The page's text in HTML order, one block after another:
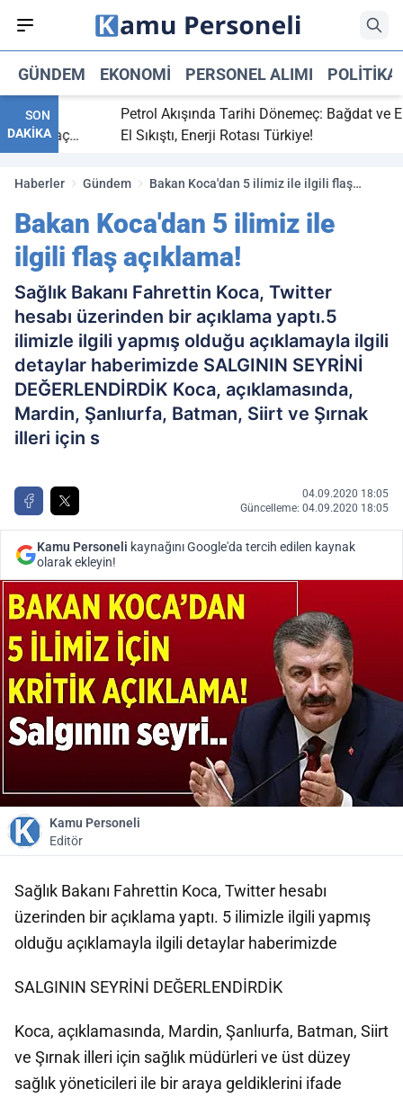
GÜNDEM EKONOMI PERSONEL ALIMI POLITIKA
SON
DAKİKA
bitti,
maç
Petrol Akışında Tarihi Dönemeç: Bağdat ve
El Sıkıştı, Enerji Rotası Türkiye!
Haberler Gündem
Bakan Koca'dan 5 ilimiz ile ilgili flaş
Bakan Koca'dan 5 ilimiz ile
ilgili flaş açıklama!
Sağlık Bakanı Fahrettin Koca, Twitter
hesabı üzerinden bir açıklama yaptı.5
ilimizle ilgili yapmış olduğu açıklamayla ilgili
detaylar haberimizde SALGININ SEYRİNİ
DEĞERLENDİRDİK Koca, açıklamasında,
Mardin, Şanlıurfa, Batman, Siirt ve Şırnak
illeri için s
04.09.2020 18:05
Güncelleme: 04.09.2020 18:05
Kamu Personeli kaynağını Google'da tercih edilen kaynak
olarak ekleyin!
Kamu Personeli
Editör
Sağlık Bakanı Fahrettin Koca, Twitter hesabı
üzerinden bir açıklama yaptı. 5 ilimizle ilgili yapmış
olduğu açıklamayla ilgili detaylar haberimizde
SALGININ SEYRİNİ DEĞERLENDİRDİK
Koca, açıklamasında, Mardin, Şanlıurfa, Batman, Siirt
ve Şırnak illeri için sağlık müdürleri ve üst düzey
sağlık yöneticileri ile bir araya geldiklerini ifade